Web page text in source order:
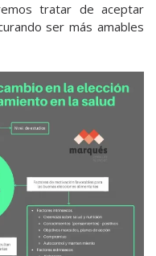
tratar de aceptar
ser más amables